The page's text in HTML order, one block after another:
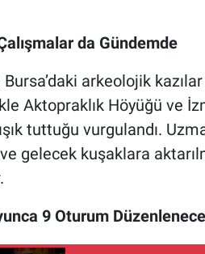
da Gündemde
arkeolojik
Aktopraklık Höyüğü ve
tuttuğu vurgulandı.
gelecek kuşaklara
9 Oturum